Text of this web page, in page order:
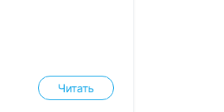
Читать